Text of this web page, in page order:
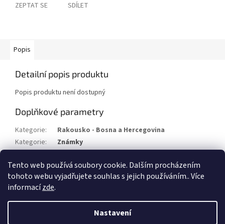
Tento web používá soubory cookie. Dalším procházením
tohoto webu vyjadřujete souhlas s jejich používáním.. Více
informacízde.
Nastavení
ZEPTAT SE SDÍLET
Popis
Detailní popis produktu
Popis produktu není dostupný
Doplňkové parametry
Kategorie:
Rakousko - Bosna a Hercegovina
Kategorie:
Známky
Rok: 1906
Vytvořil Shoptet